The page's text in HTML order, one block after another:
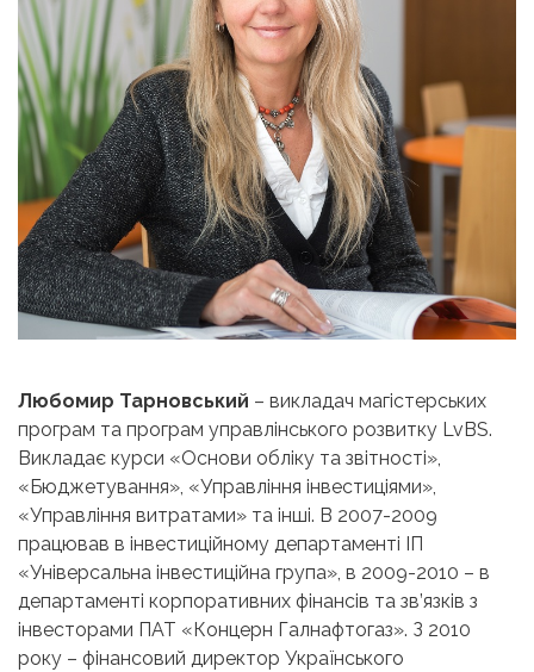
Любомир Тарновський – викладач магістерських
програм та програм управлінського розвитку LvBS.
Викладає курси «Основи обліку та звітності»,
«Бюджетування», «Управління інвестиціями»,
«Управління витратами» та інші. В 2007-2009
працював в інвестиційному департаменті ІП
«Універсальна інвестиційна група», в 2009-2010 – в
департаменті корпоративних фінансів та зв’язків з
інвесторами ПАТ «Концерн Галнафтогаз». З 2010
року – фінансовий директор Українського